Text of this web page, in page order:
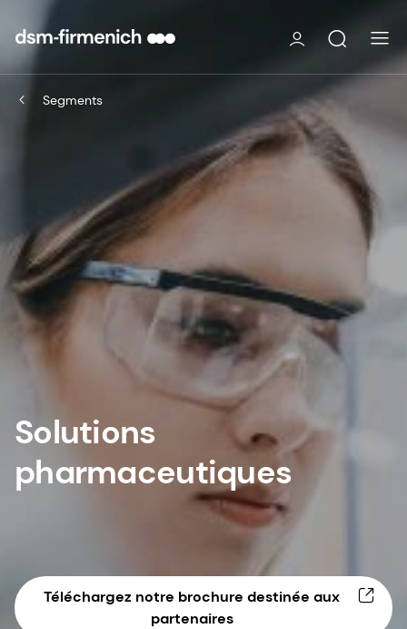
Segments
Solutions
pharmaceutiques
Téléchargez notre brochure destinée aux
partenaires